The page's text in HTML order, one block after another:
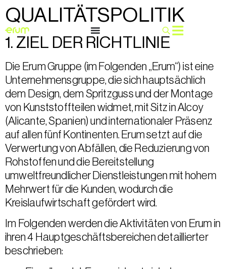
QUALITÄTSPOLITIK
1. ZIEL DER RICHTLINIE
Die Erum Gruppe (im Folgenden „Erum“) ist eine
Unternehmensgruppe, die sich hauptsächlich
dem Design, dem Spritzguss und der Montage
von Kunststoffteilen widmet, mit Sitz in Alcoy
(Alicante, Spanien) und internationaler Präsenz
auf allen fünf Kontinenten. Erum setzt auf die
Verwertung von Abfällen, die Reduzierung von
Rohstoffen und die Bereitstellung
umweltfreundlicher Dienstleistungen mit hohem
Mehrwert für die Kunden, wodurch die
Kreislaufwirtschaft gefördert wird.
Im Folgenden werden die Aktivitäten von Erum in
ihren 4 Hauptgeschäftsbereichen detaillierter
beschrieben: